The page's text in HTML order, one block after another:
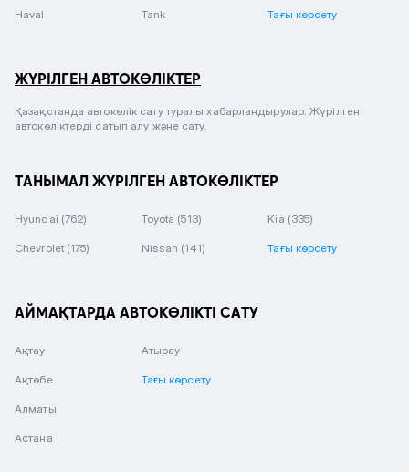
Haval Tank Тағы көрсету
ЖҮРІЛГЕН АВТОКӨЛІКТЕР
Қазақстанда автокөлік сату туралы хабарландырулар. Жүрілген
автокөліктерді сатып алу және сату.
ТАНЫМАЛ ЖҮРІЛГЕН АВТОКӨЛІКТЕР
Hyundai (762) Toyota (513) Kia (335)
Chevrolet (175) Nissan (141) Тағы көрсету
АЙМАҚТАРДА АВТОКӨЛІКТІ САТУ
Ақтау
Ақтөбе
Алматы
Астана
Атырау
Тағы көрсету